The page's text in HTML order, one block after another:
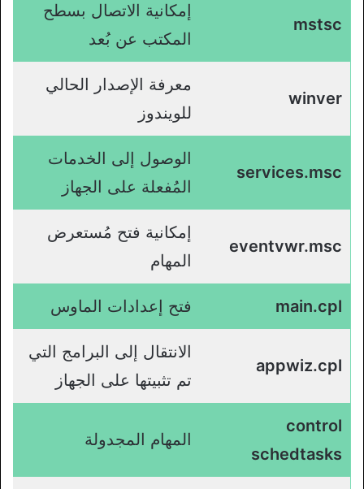
mstsc
إمكانية الاتصال بسطح
المكتب عن بُعد
winver
معرفة الإصدار الحالي
للويندوز
services.msc
الوصول إلى الخدمات
المُفعلة على الجهاز
eventvwr.msc
إمكانية فتح مُستعرض
المهام
main.cpl فتح إعدادات الماوس
appwiz.cpl
الانتقال إلى البرامج التي
تم تثبيتها على الجهاز
control
schedtasks
المهام المجدولة